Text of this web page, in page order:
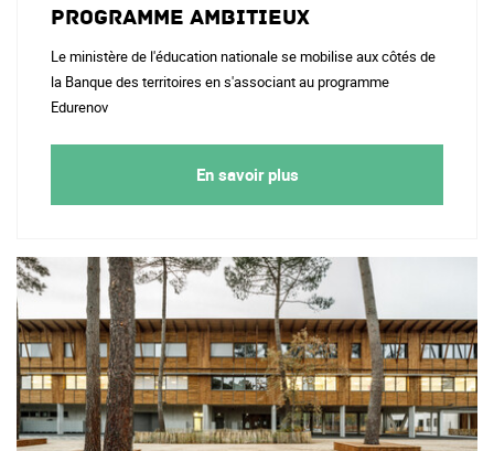
programme ambitieux
Le ministère de l'éducation nationale se mobilise aux côtés de
la Banque des territoires en s'associant au programme
Edurenov
En savoir plus